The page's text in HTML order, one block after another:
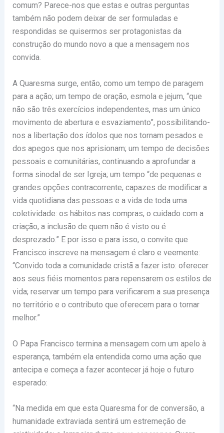
comum? Parece-nos que estas e outras perguntas
também não podem deixar de ser formuladas e
respondidas se quisermos ser protagonistas da
construção do mundo novo a que a mensagem nos
convida.
A Quaresma surge, então, como um tempo de paragem
para a ação; um tempo de oração, esmola e jejum, “que
não são três exercícios independentes, mas um único
movimento de abertura e esvaziamento”, possibilitando-
nos a libertação dos ídolos que nos tornam pesados e
dos apegos que nos aprisionam; um tempo de decisões
pessoais e comunitárias, continuando a aprofundar a
forma sinodal de ser Igreja; um tempo “de pequenas e
grandes opções contracorrente, capazes de modificar a
vida quotidiana das pessoas e a vida de toda uma
coletividade: os hábitos nas compras, o cuidado com a
criação, a inclusão de quem não é visto ou é
desprezado.” E por isso e para isso, o convite que
Francisco inscreve na mensagem é claro e veemente:
“Convido toda a comunidade cristã a fazer isto: oferecer
aos seus fiéis momentos para repensarem os estilos de
vida; reservar um tempo para verificarem a sua presença
no território e o contributo que oferecem para o tornar
melhor.”
O Papa Francisco termina a mensagem com um apelo à
esperança, também ela entendida como uma ação que
antecipa e começa a fazer acontecer já hoje o futuro
esperado:
“Na medida em que esta Quaresma for de conversão, a
humanidade extraviada sentirá um estremeção de